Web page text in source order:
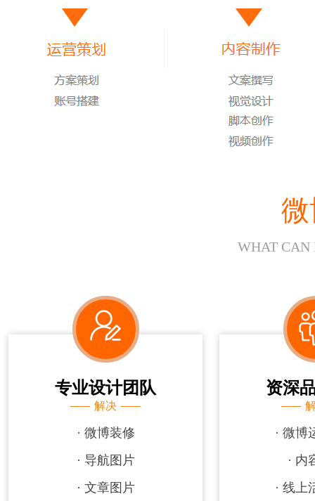
WHAT CAN
专业设计团队
解决
· 微博装修
· 导航图片
· 文章图片
资深
· 微博
· 内
· 线上